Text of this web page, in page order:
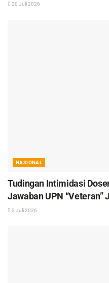
20 Juli 2026
NASIONAL
Tudingan Intimidasi
Jawaban UPN “Veteran”
2 Juli 2026